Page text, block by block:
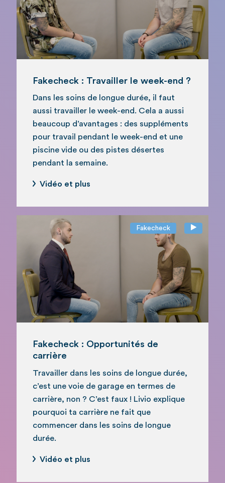
Fakecheck : Travailler le week-end ?
Dans les soins de longue durée, il faut
aussi travailler le week-end. Cela a aussi
beaucoup d’avantages : des suppléments
pour travail pendant le week-end et une
piscine vide ou des pistes désertes
pendant la semaine.
Vidéo et plus
Fakecheck
Fakecheck : Opportunités de
carrière
Travailler dans les soins de longue durée,
c’est une voie de garage en termes de
carrière, non ? C’est faux ! Livio explique
pourquoi ta carrière ne fait que
commencer dans les soins de longue
durée.
Vidéo et plus